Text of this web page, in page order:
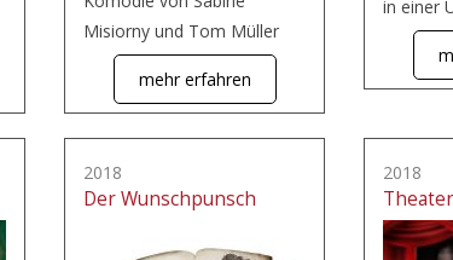
Misiorny und Tom Müller
mehr erfahren
in einer
2018
Der Wunschpunsch
2018